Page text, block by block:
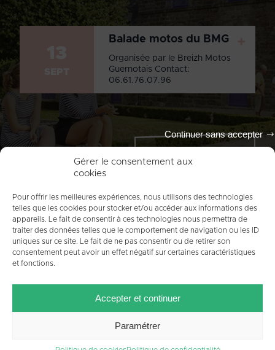
Gérer le consentement aux
cookies
Pour offrir les meilleures expériences, nous utilisons des technologies
telles que les cookies pour stocker et/ou accéder aux informations des
appareils. Le fait de consentir à ces technologies nous permettra de
traiter des données telles que le comportement de navigation ou les ID
uniques sur ce site. Le fait de ne pas consentir ou de retirer son
consentement peut avoir un effet négatif sur certaines caractéristiques
et fonctions.
Accepter et continuer
Continuer sans accepter
Paramétrer
Balade motos du BMG
Organisée par le Breizh Motos
Guernotais Contact:
06.61.76.07.96
PLAN DU SITE
MENTIONS LÉGALES
CRÉDITS POLITIQUE DE COOKIES (UE)